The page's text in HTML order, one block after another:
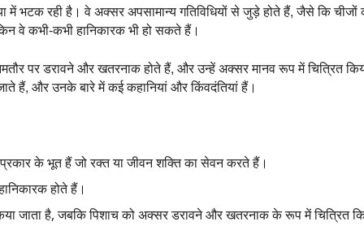
में भटक रही है। वे अक्सर अपसामान्य गतिविधियों से जुड़े होते हैं, जैसे कि चीजों
वे कभी-कभी हानिकारक भी हो सकते हैं।
पर डरावने और खतरनाक होते हैं, और उन्हें अक्सर मानव रूप में चित्रित
हैं, और उनके बारे में कई कहानियां और किंवदंतियां हैं।
के भूत हैं जो रक्त या जीवन शक्ति का सेवन करते हैं।
होते हैं।
जाता है, जबकि पिशाच को अक्सर डरावने और खतरनाक के रूप में चित्रित